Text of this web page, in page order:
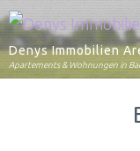
Denys Immobilien
Apartements & Wohnungen in